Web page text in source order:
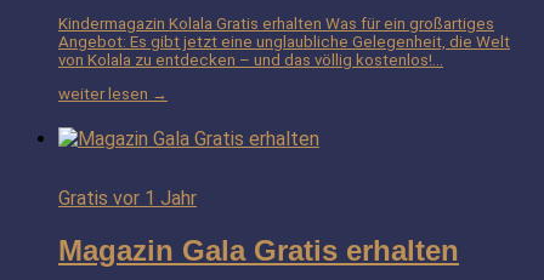
Kindermagazin Kolala Gratis erhalten Was für ein großartiges
Angebot: Es gibt jetzt eine unglaubliche Gelegenheit, die Welt
von Kolala zu entdecken – und das völlig kostenlos!…
weiter lesen →
Gratis vor 1 Jahr
Magazin Gala Gratis erhalten